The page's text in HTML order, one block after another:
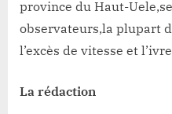
province du Haut-
observateurs,la plupart
l’excès de vitesse et
La rédaction